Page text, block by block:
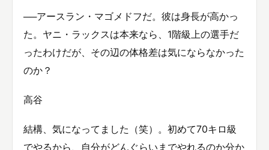
──アースラン・マゴメドフだ。彼は身長が高かっ
た。ヤニ・ラックスは本来なら、1階級上の選手だ
ったわけだが、その辺の体格差は気にならなかった
のか？
高谷
結構、気になってました（笑）。初めて70キロ級
でやるから、自分がどんぐらいまでやれるのか分か